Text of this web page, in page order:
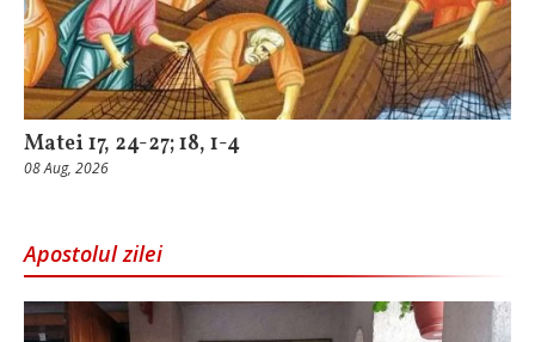
Matei 17, 24-27; 18, 1-4
08 Aug, 2026
Apostolul zilei